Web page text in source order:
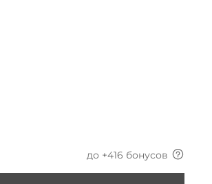
до +416 бонусов